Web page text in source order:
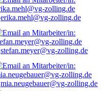
erika.mehl@vg-zolling.de
stefan.meyer@vg-zolling.de
mia.neugebauer@vg-zolling.de